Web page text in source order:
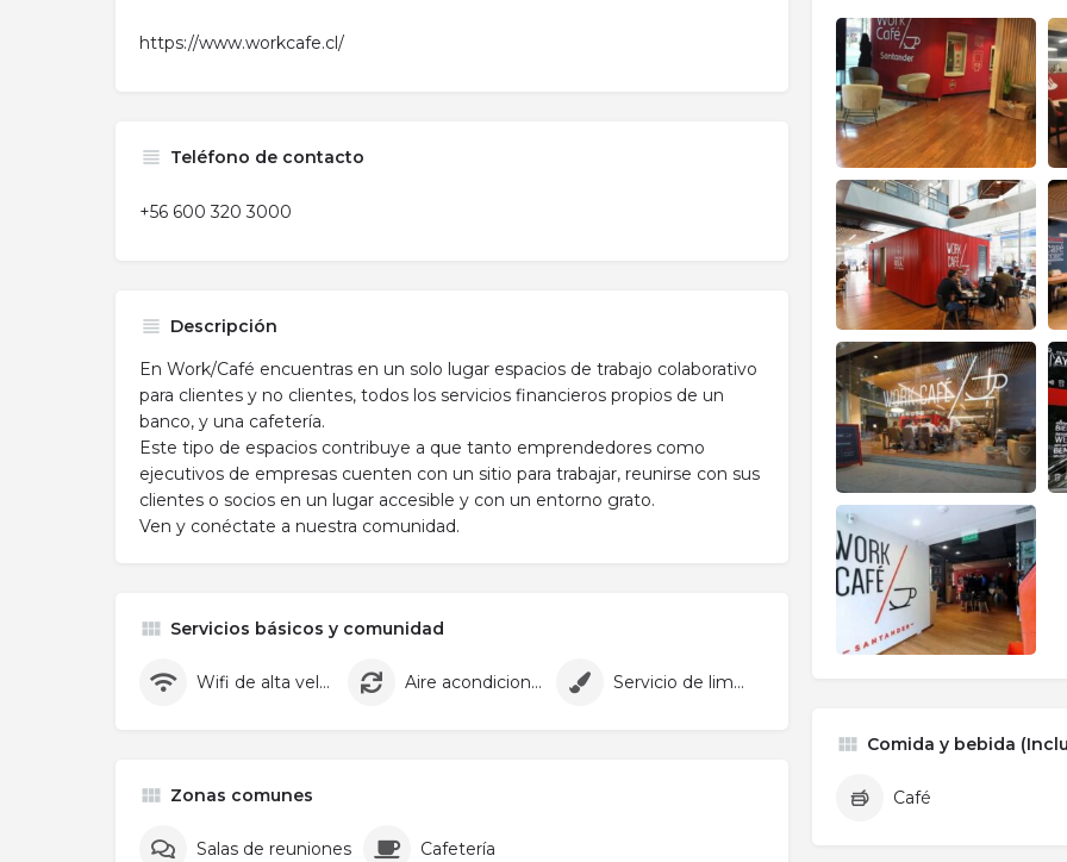
https://www.workcafe.cl/
Teléfono de contacto
+56 600 320 3000
Descripción
En Work/Café encuentras en un solo lugar espacios de trabajo colaborativo
para clientes y no clientes, todos los servicios financieros propios de un
banco, y una cafetería.
Este tipo de espacios contribuye a que tanto emprendedores como
ejecutivos de empresas cuenten con un sitio para trabajar, reunirse con sus
clientes o socios en un lugar accesible y con un entorno grato.
Ven y conéctate a nuestra comunidad.
Servicios básicos y comunidad
Wifi de alta velocidad Aire acondicionado Servicio de limpieza
Zonas comunes
Salas de reuniones Cafetería
Comida y bebida
Café